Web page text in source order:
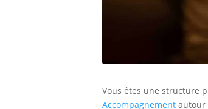
Vous êtes une structure
Accompagnement autour